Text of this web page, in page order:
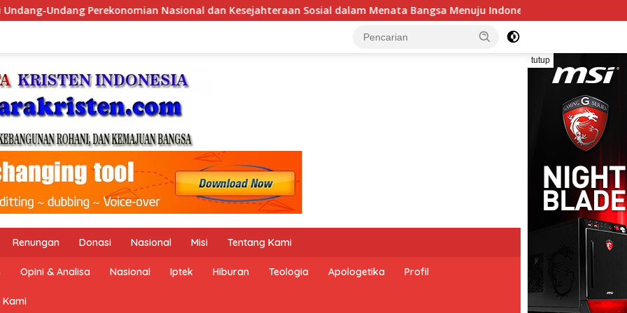
Kesejahteraan Sosial dalam Menata Bangsa Menuju Indonesia Emas 2045”, Pemerintah Indonesia dan
tutup
Renungan Donasi Nasional Misi Tentang Kami
Opini & Analisa Nasional Iptek Hiburan Teologia Apologetika Profil
Kami